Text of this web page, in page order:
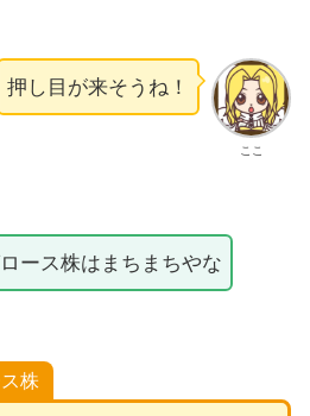
ここ
押し目が来そうね！
ース株はまちまちやな
株